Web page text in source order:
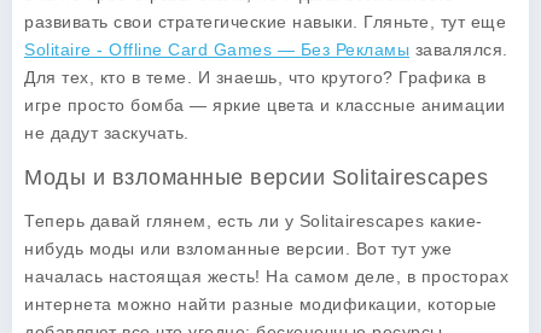
развивать свои стратегические навыки. Гляньте, тут еще
Solitaire - Offline Card Games — Без Рекламы завалялся.
Для тех, кто в теме. И знаешь, что крутого? Графика в
игре просто бомба — яркие цвета и классные анимации
не дадут заскучать.
Моды и взломанные версии Solitairescapes
Теперь давай глянем, есть ли у Solitairescapes какие-
нибудь моды или взломанные версии. Вот тут уже
началась настоящая жесть! На самом деле, в просторах
интернета можно найти разные модификации, которые